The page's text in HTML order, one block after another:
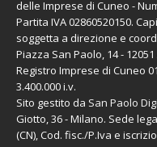
delle Imprese di Cuneo -
Partita IVA 02860520150.
soggetta a direzione e
Piazza San Paolo, 14 -
Registro Imprese di Cuneo
3.400.000 i.v.
Sito gestito da San Paolo
Giotto, 36 - Milano. Sede
(CN), Cod. fisc./P.Iva e